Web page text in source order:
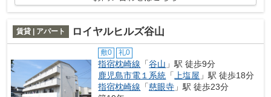
賃貸 | アパート ロイヤルヒルズ谷山
敷0 礼0
指宿枕崎線 「谷山 」駅 徒歩9分
鹿児島市電１系統 「上塩屋 」駅 徒歩18分
指宿枕崎線 「慈眼寺 」駅 徒歩23分